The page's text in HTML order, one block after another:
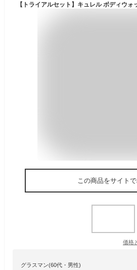
この商品をサイト
価格
グラスマン(60代・男性)